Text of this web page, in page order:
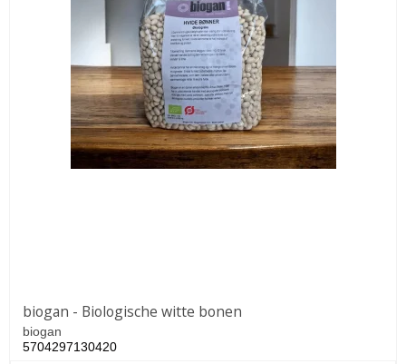
biogan - Biologische witte bonen
biogan
5704297130420